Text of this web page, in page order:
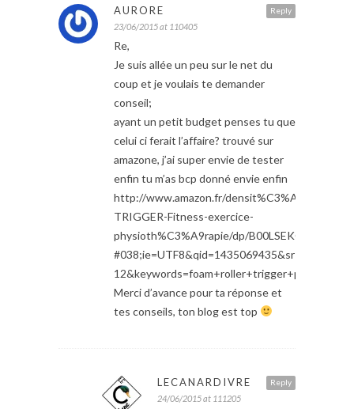
Reply
AURORE
23/06/2015 at 110405
Re,
Je suis allée un peu sur le net du
coup et je voulais te demander
conseil;
ayant un petit budget penses tu que
celui ci ferait l’affaire? trouvé sur
amazone, j’ai super envie de tester
enfin tu m’as bcp donné envie enfin
http://www.amazon.fr/densit%C3%A9-
TRIGGER-Fitness-exercice-
physioth%C3%A9rapie/dp/B00LSEKOYO/
#038;ie=UTF8&qid=1435069435&sr=1-
12&keywords=foam+roller+trigger+point
Merci d’avance pour ta réponse et
tes conseils, ton blog est top
Reply
LECANARDIVRE
24/06/2015 at 111205